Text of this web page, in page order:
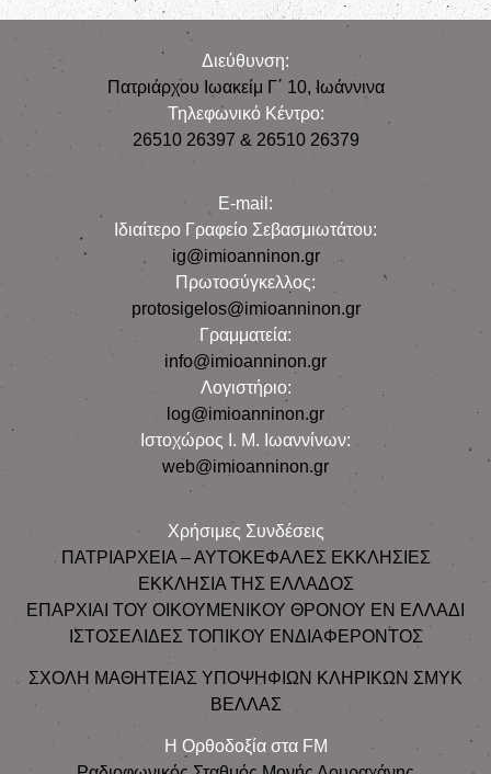
Διεύθυνση:
Πατριάρχου Ιωακείμ Γ΄ 10, Iωάννινα
Τηλεφωνικό Κέντρο:
26510 26397 & 26510 26379
E-mail:
Iδιαίτερο Γραφείο Σεβασμιωτάτου:
ig@imioanninon.gr
Πρωτοσύγκελλος:
protosigelos@imioanninon.gr
Γραμματεία:
info@imioanninon.gr
Λογιστήριο:
log@imioanninon.gr
Ιστοχώρος Ι. Μ. Ιωαννίνων:
web@imioanninon.gr
Χρήσιμες Συνδέσεις
ΠΑΤΡΙΑΡΧΕΙΑ – ΑΥΤΟΚΕΦΑΛΕΣ ΕΚΚΛΗΣΙΕΣ
ΕΚΚΛΗΣΙΑ ΤΗΣ ΕΛΛΑΔΟΣ
ΕΠΑΡΧΙΑΙ ΤΟΥ ΟΙΚΟΥΜΕΝΙΚΟΥ ΘΡΟΝΟΥ ΕΝ ΕΛΛΑΔΙ
ΙΣΤΟΣΕΛΙΔΕΣ ΤΟΠΙΚΟΥ ΕΝΔΙΑΦΕΡΟΝΤΟΣ
ΣΧΟΛΗ ΜΑΘΗΤΕΙΑΣ ΥΠΟΨΗΦΙΩΝ ΚΛΗΡΙΚΩΝ ΣΜΥΚ
ΒΕΛΛΑΣ
Η Ορθοδοξία στα FM